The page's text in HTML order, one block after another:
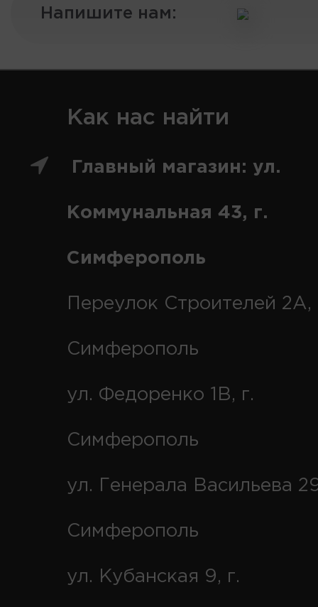
Напишите нам:
Как нас найти
Главный магазин: ул.
Коммунальная 43, г.
Симферополь
Переулок Строителей 2А,
Симферополь
ул. Федоренко 1В, г.
Симферополь
ул. Генерала Васильева
Симферополь
ул. Кубанская 9, г.